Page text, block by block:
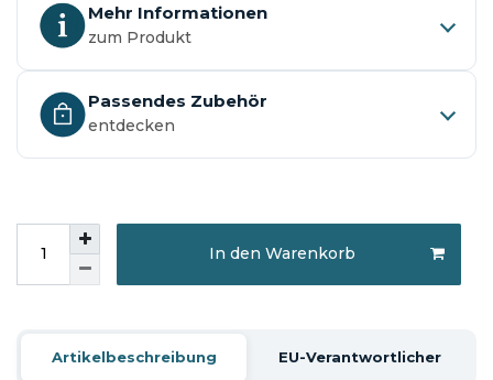
Mehr Informationen
zum Produkt
Passendes Zubehör
entdecken
In den Warenkorb
Artikelbeschreibung EU-Verantwortlicher